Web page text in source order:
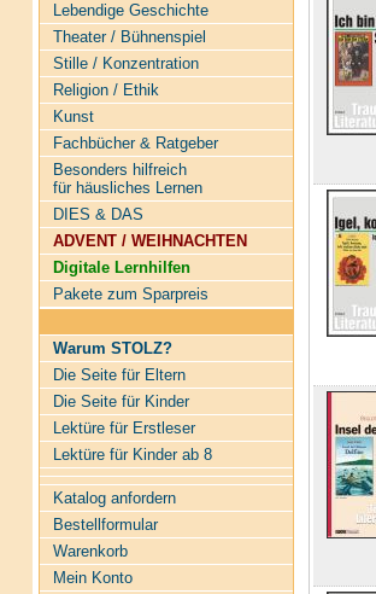
Lebendige Geschichte
Theater / Bühnenspiel
Stille / Konzentration
Religion / Ethik
Kunst
Fachbücher & Ratgeber
Besonders hilfreich
für häusliches Lernen
DIES & DAS
ADVENT / WEIHNACHTEN
Digitale Lernhilfen
Pakete zum Sparpreis
Warum STOLZ?
Die Seite für Eltern
Die Seite für Kinder
Lektüre für Erstleser
Lektüre für Kinder ab 8
Katalog anfordern
Bestellformular
Warenkorb
Mein Konto